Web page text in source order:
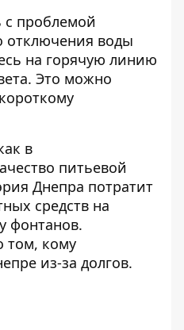
с проблемой
отключения воды
на горячую линию
Это можно
в
питьевой
Днепра потратит
средств на
фонтанов.
том, кому
из-за долгов.